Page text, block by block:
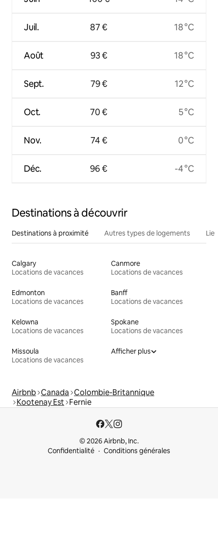
Juil.
Août
Sept.
Oct.
Nov.
Déc.
87 €
93 €
79 €
70 €
74 €
96 €
18 °C
18 °C
12 °C
5 °C
0 °C
-4 °C
Destinations à découvrir
Destinations à proximité Autres types de logements
Calgary
Locations de vacances
Canmore
Locations de vacances
Edmonton
Locations de vacances
Banff
Locations de vacances
Kelowna
Locations de vacances
Spokane
Locations de vacances
Missoula
Locations de vacances
Afficher plus
Airbnb Canada Colombie-Britannique
Kootenay Est Fernie
© 2026 Airbnb, Inc.
Confidentialité
Conditions générales